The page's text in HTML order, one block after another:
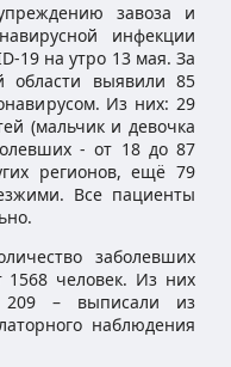
завоза и
инфекции
19 на утро 13 мая. За
области выявили 85
Из них: 29
(мальчик и девочка
- от 18 до 87
регионов, ещё 79
Все пациенты
заболевших
1568 человек. Из них
209 – выписали из
наблюдения